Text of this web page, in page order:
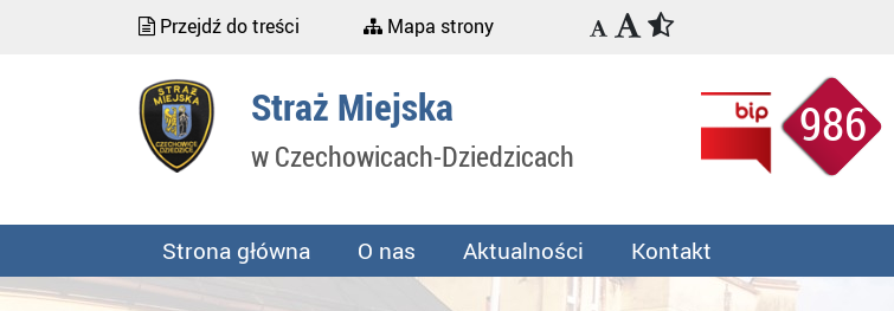
Przejdź do treści Mapa strony
Straż Miejska
w Czechowicach-Dziedzicach
986
Strona główna O nas Aktualności Kontakt